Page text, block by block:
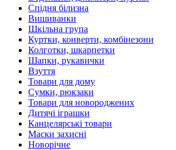
Спідня білизна
Вишиванки
Шкільна група
Куртки, конверти, комбінезони
Колготки, шкарпетки
Шапки, рукавички
Взуття
Товари для дому
Сумки, рюкзаки
Товари для новороджених
Дитячі іграшки
Канцелярські товари
Маски захисні
Новорічне